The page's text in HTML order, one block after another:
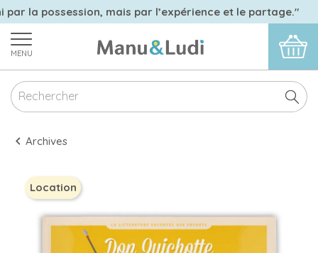
la possession, mais par l’expérience et le partage."
MENU
Archives
Location